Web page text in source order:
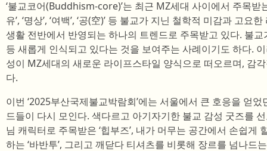
‘불교코어(Buddhism-core)’는 최근 MZ세대 사이에서 주목받는
유’, ‘명상’, ‘여백’, ‘공(空)’ 등 불교가 지닌 철학적 미감과 고요
생활 전반에서 반영되는 하나의 트렌드로 주목받고 있다. 불
등 새롭게 인식되고 있다는 것을 보여주는 사례이기도 하다.
성이 MZ세대의 새로운 라이프스타일 양식으로 떠오르며, 감
다.
이번 ‘2025부산국제불교박람회’에는 서울에서 큰 호응을 얻
드들이 다시 모인다. 색다르고 아기자기한 불교 감성 굿즈를
님 캐릭터로 주목받은 ‘힙부즈’, 내가 머무는 공간에서 손쉽게
하는 ‘바반투’, 그리고 깨닫다 티셔츠를 비롯해 장르를 넘나드